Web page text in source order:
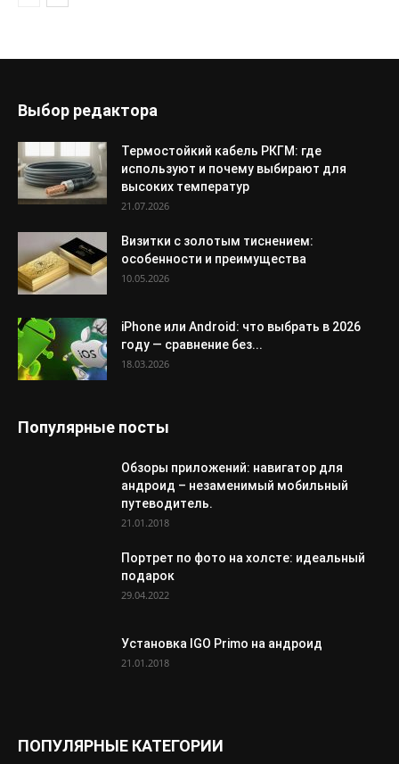
Выбор редактора
Термостойкий кабель РКГМ: где
используют и почему выбирают для
высоких температур
21.07.2026
Визитки с золотым тиснением:
особенности и преимущества
10.05.2026
iPhone или Android: что выбрать в 2026
году — сравнение без...
18.03.2026
Популярные посты
Обзоры приложений: навигатор для
андроид – незаменимый мобильный
путеводитель.
21.01.2018
Портрет по фото на холсте: идеальный
подарок
29.04.2022
Установка IGO Primo на андроид
21.01.2018
ПОПУЛЯРНЫЕ КАТЕГОРИИ